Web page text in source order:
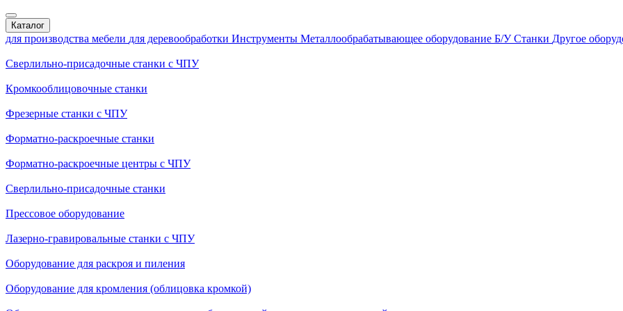
Каталог
для производства мебели для деревообработки Инструменты Металлообрабатывающее оборудование Б/У Станки Другое
Сверлильно-присадочные станки с ЧПУ
Кромкооблицовочные cтанки
Фрезерные станки с ЧПУ
Форматно-раскроечные станки
Форматно-раскроечные центры с ЧПУ
Сверлильно-присадочные станки
Прессовое оборудование
Лазерно-гравировальные станки с ЧПУ
Оборудование для раскроя и пиления
Оборудование для кромления (облицовка кромкой)